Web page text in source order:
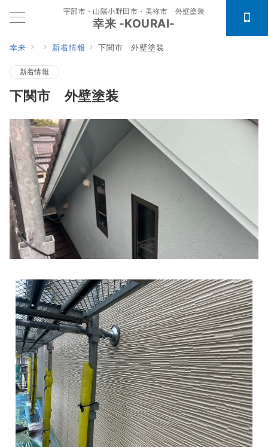
宇部市・山陽小野田市・美祢市 外壁塗装
幸来 -KOURAI-
幸来 新着情報 下関市 外壁塗装
新着情報
下関市 外壁塗装